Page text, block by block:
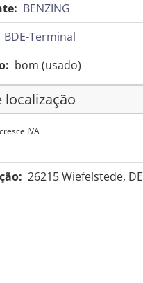
BENZING
BDE-Terminal
bom (usado)
localização
IVA
26215 Wiefelstede, DE